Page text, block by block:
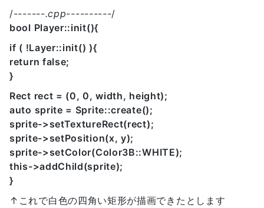
/-------.cpp----------/
bool Player::init(){
if ( !Layer::init() ){
return false;
}
Rect rect = (0, 0, width, height);
auto sprite = Sprite::create();
sprite->setTextureRect(rect);
sprite->setPosition(x, y);
sprite->setColor(Color3B::WHITE);
this->addChild(sprite);
}
↑これで白色の四角い矩形が描画できたとします